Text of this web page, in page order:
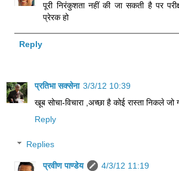
पूरी निरंकुशता नहीं की जा सकती है पर
प्रेरक हो
Reply
प्रतिभा सक्सेना 3/3/12 10:39
खूब सोचा-विचारा ,अच्छा है कोई रास्ता निकले जो
Reply
Replies
प्रवीण पाण्डेय
4/3/12 11:19